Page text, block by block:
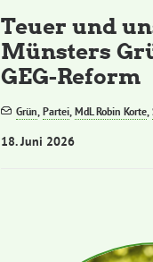
Teuer und
Münsters
GEG-Reform
Grün,Partei,MdL Robin Korte,
18. Juni 2026